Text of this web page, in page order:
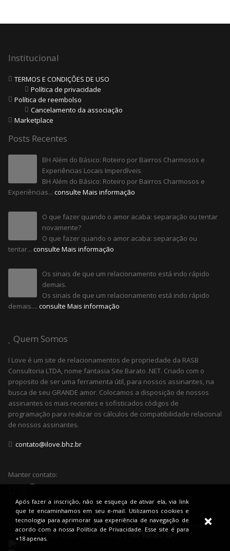
Institucional
TERMOS E CONDIÇÕES DE USO
Política de privacidade
Política de reembolso
Cancelamento da associação
Marketplace
Posts Recentes
BH Além do Básico: Roteiro por Bairros Charmosos e
Experiências Locais Imperdíveis
BH Além do Básico: Roteiro por Bairros Charmosos e
Experiências... consulte Mais informação
O que fazer quando o amor acaba: separação ou tentar
novamente?
O que fazer quando o amor acaba: separação ou
tentar... consulte Mais informação
Os sinais de que um relacionamento está indo rápido
demais.
Os sinais de que um relacionamento está indo rápido
demais.... consulte Mais informação
Quem Somos
I Love é um site de relacionamentos de propriedade da RASB
Consultoria LTDA, nome fantasia Site Barato .NET. Criado com o
proposito de ser uma ferramenta útil, para nossos assinantes, na
busca de seu GRANDE amor. Colocamos a disposição de nossos
assinantes os mais recentes e sofisticados códigos de
programação para realizar os cálculos de compatibilidade relacional
de nossos assinantes.
contato@ilove.bhz.br
Manter contato:
Todos os Direitos Reservados © 2022 I LOVE BHZ - O seu grande
amor pode estar aqui! | Powered by |
Site Barato .NET
Após fazer a inscrição, não se esqueça de ativar ela, via link
que te encaminhamos em seu e-mail. Utilizamos cookies e
tecnologia para aprimorar sua experiência de navegação de
acordo com a nossa Política de Privacidade. Esse site é para
+18 apenas.